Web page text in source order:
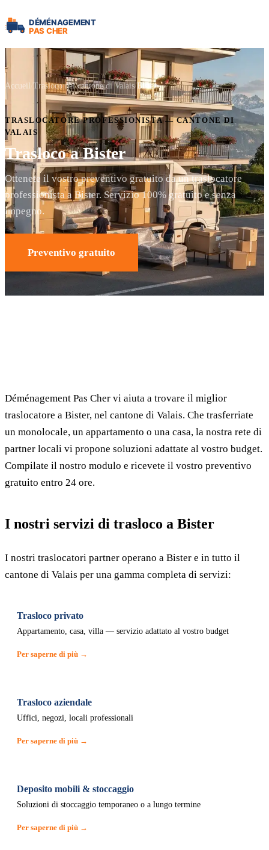
Accueil Trasloco nel cantone di Valais Bister
TRASLOCATORE PROFESSIONISTA — CANTONE DI
VALAIS
Trasloco a Bister
Ottenete il vostro preventivo gratuito da un traslocatore
professionista a Bister. Servizio 100% gratuito e senza
impegno.
Preventivo gratuito
Déménagement Pas Cher vi aiuta a trovare il miglior
traslocatore a Bister, nel cantone di Valais. Che trasferriate
un monolocale, un appartamento o una casa, la nostra rete di
partner locali vi propone soluzioni adattate al vostro budget.
Compilate il nostro modulo e ricevete il vostro preventivo
gratuito entro 24 ore.
I nostri servizi di trasloco a Bister
I nostri traslocatori partner operano a Bister e in tutto il
cantone di Valais per una gamma completa di servizi:
Trasloco privato
Appartamento, casa, villa — servizio adattato al vostro budget
Per saperne di più →
Trasloco aziendale
Uffici, negozi, locali professionali
Per saperne di più →
Deposito mobili & stoccaggio
Soluzioni di stoccaggio temporaneo o a lungo termine
Per saperne di più →